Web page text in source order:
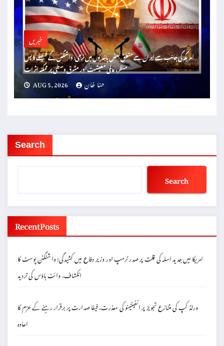
خبریں
امریکہ کی جانب سے ایران سے متعلق بعض پابندیوں میں نرمی: واشنگٹن کے فیصلے کا پس
منظر، عالمی معیشت اور مشرق وسطیٰ پر ممکنہ اثرات
AUG 5, 2026
حنا خان
Search
Search
Recent Posts
امریکا میں جدید اسلہ کی قلت پر صدر ٹرمپ اور وزیر دفاع میں کشیدگی: واشنگٹن پوسٹ کا
انکشاف، وائٹ ہاؤس کی تردید
ورلڈ کپ کی متنازع تجویز پر انفینٹینو کی معذرت، فیفا صدارت پر برقرار رہنے کے عزم کا
اعادہ